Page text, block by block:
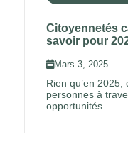
Citoyennetés
savoir pour
Mars 3, 2025
Rien qu’en
personnes à
opportunités...